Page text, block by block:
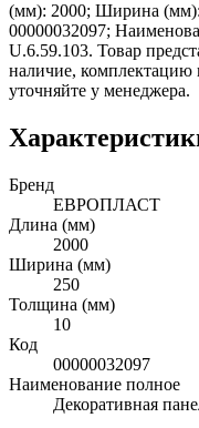
(мм): 2000; Ширина
00000032097;
U.6.59.103. Товар
наличие, комплектацию
уточняйте у менеджера.
Бренд
ЕВРОПЛАСТ
Длина (мм)
2000
Ширина (мм)
250
Толщина (мм)
10
Код
00000032097
Наименование полное
Декоративная